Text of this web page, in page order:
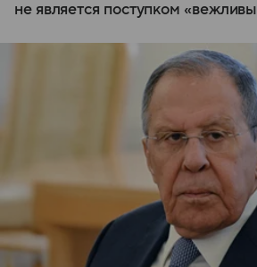
не является поступком